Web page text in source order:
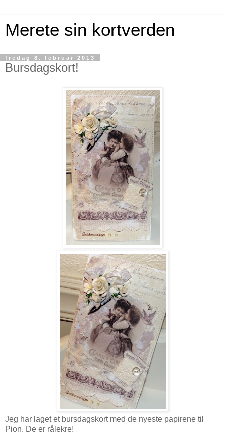
Merete sin kortverden
fredag 8. februar 2013
Bursdagskort!
Jeg har laget et bursdagskort med de nyeste papirene til
Pion. De er rålekre!